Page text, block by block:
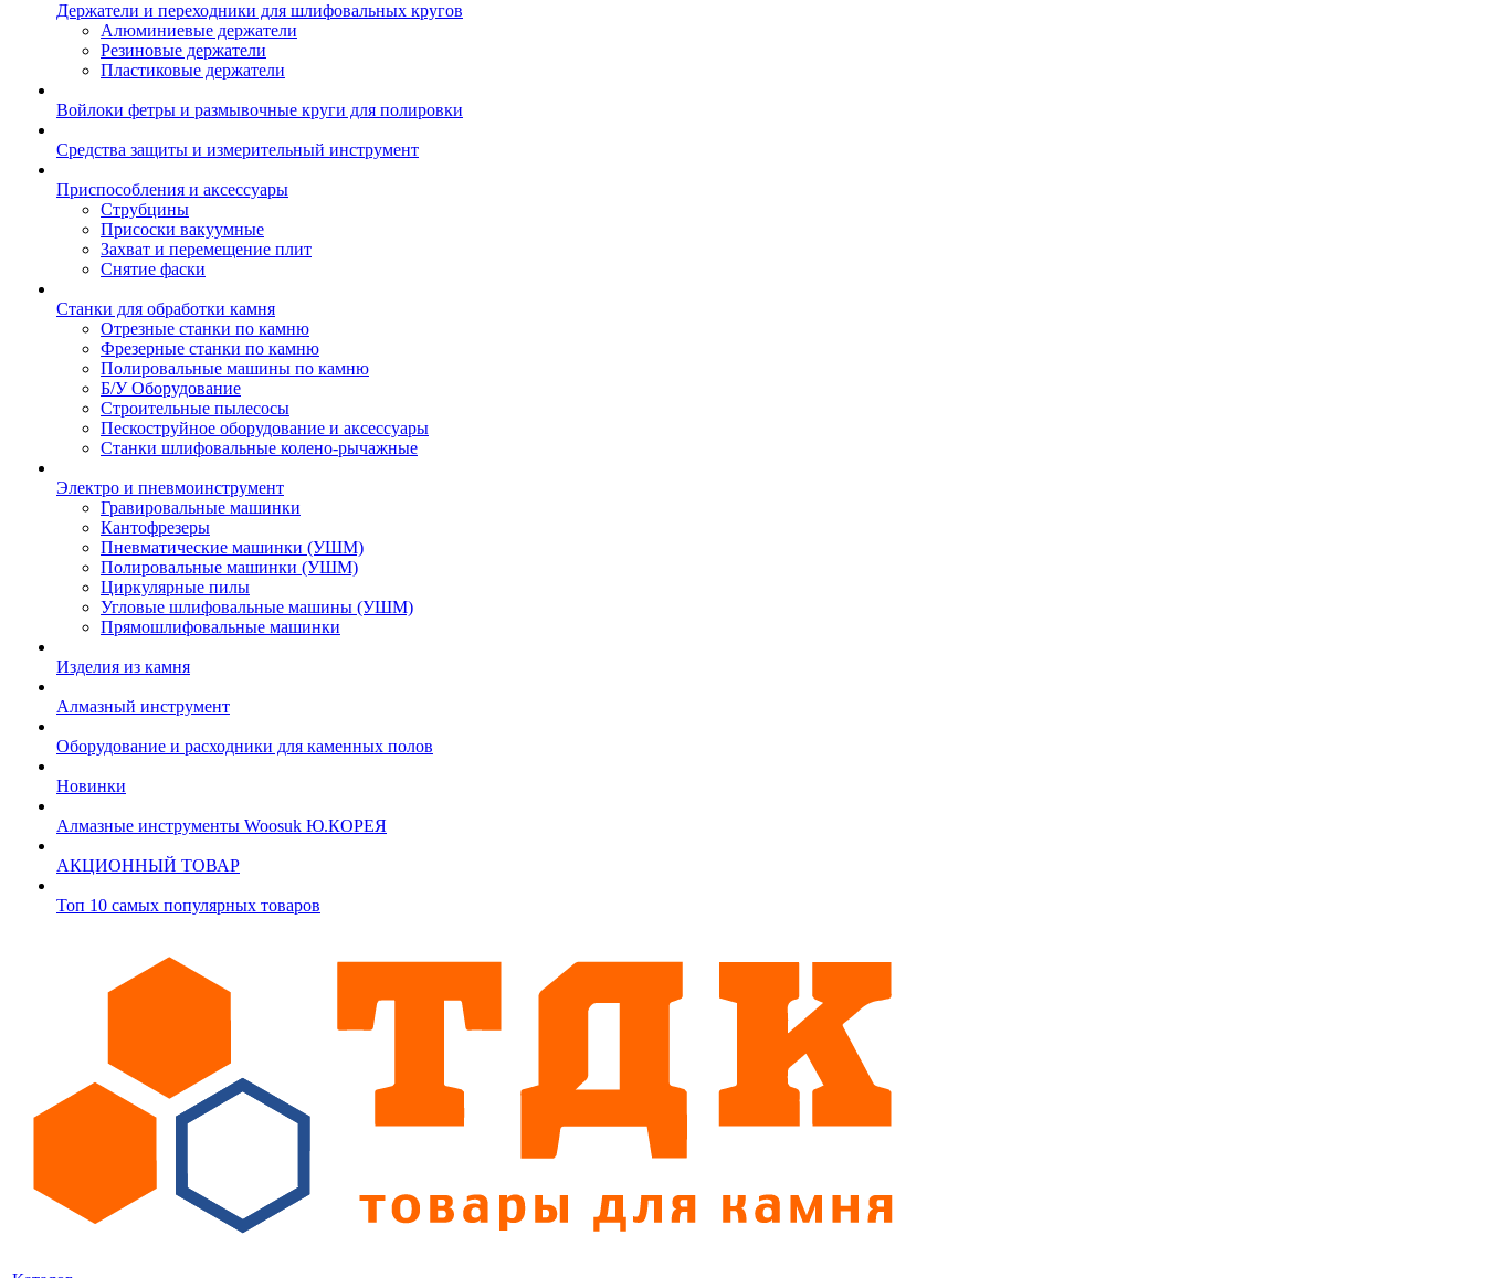
Держатели и переходники для шлифовальных кругов
Алюминиевые держатели
Резиновые держатели
Пластиковые держатели
Войлоки фетры и размывочные круги для полировки
Средства защиты и измерительный инструмент
Приспособления и аксессуары
Струбцины
Присоски вакуумные
Захват и перемещение плит
Снятие фаски
Станки для обработки камня
Отрезные станки по камню
Фрезерные станки по камню
Полировальные машины по камню
Б/У Оборудование
Строительные пылесосы
Пескоструйное оборудование и аксессуары
Станки шлифовальные колено-рычажные
Электро и пневмоинструмент
Гравировальные машинки
Кантофрезеры
Пневматические машинки (УШМ)
Полировальные машинки (УШМ)
Циркулярные пилы
Угловые шлифовальные машины (УШМ)
Прямошлифовальные машинки
Изделия из камня
Алмазный инструмент
Оборудование и расходники для каменных полов
Новинки
Алмазные инструменты Woosuk Ю.КОРЕЯ
АКЦИОННЫЙ ТОВАР
Топ 10 самых популярных товаров